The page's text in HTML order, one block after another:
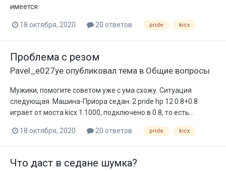
имеется.
18 октября, 2020 20 ответов pride kicx
Проблема с резом
Pavel_e027ye опубликовал тема в Общие вопросы
Мужики, помогите советом уже с ума схожу. Ситуация
следующая. Машина-Приора седан. 2 pride hp 12 0.8+0.8
играет от моста kicx 1.1000, подключено в 0.8, то есть...
18 октября, 2020 20 ответов pride kicx
Что даст в седане шумка?